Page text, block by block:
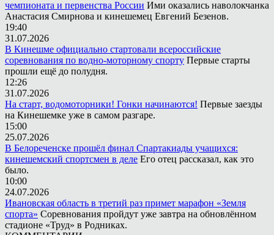
чемпионата и первенства России Ими оказались наволокчанка
Анастасия Смирнова и кинешемец Евгений Безенов.
19:40
31.07.2026
В Кинешме официально стартовали всероссийские
соревнования по водно-моторному спорту Первые старты
прошли ещё до полудня.
12:26
31.07.2026
На старт, водомоторники! Гонки начинаются! Первые заезды
на Кинешемке уже в самом разгаре.
15:00
25.07.2026
В Белореченске прошёл финал Спартакиады учащихся:
кинешемский спортсмен в деле Его отец рассказал, как это
было.
10:00
24.07.2026
Ивановская область в третий раз примет марафон «Земля
спорта» Соревнования пройдут уже завтра на обновлённом
стадионе «Труд» в Родниках.